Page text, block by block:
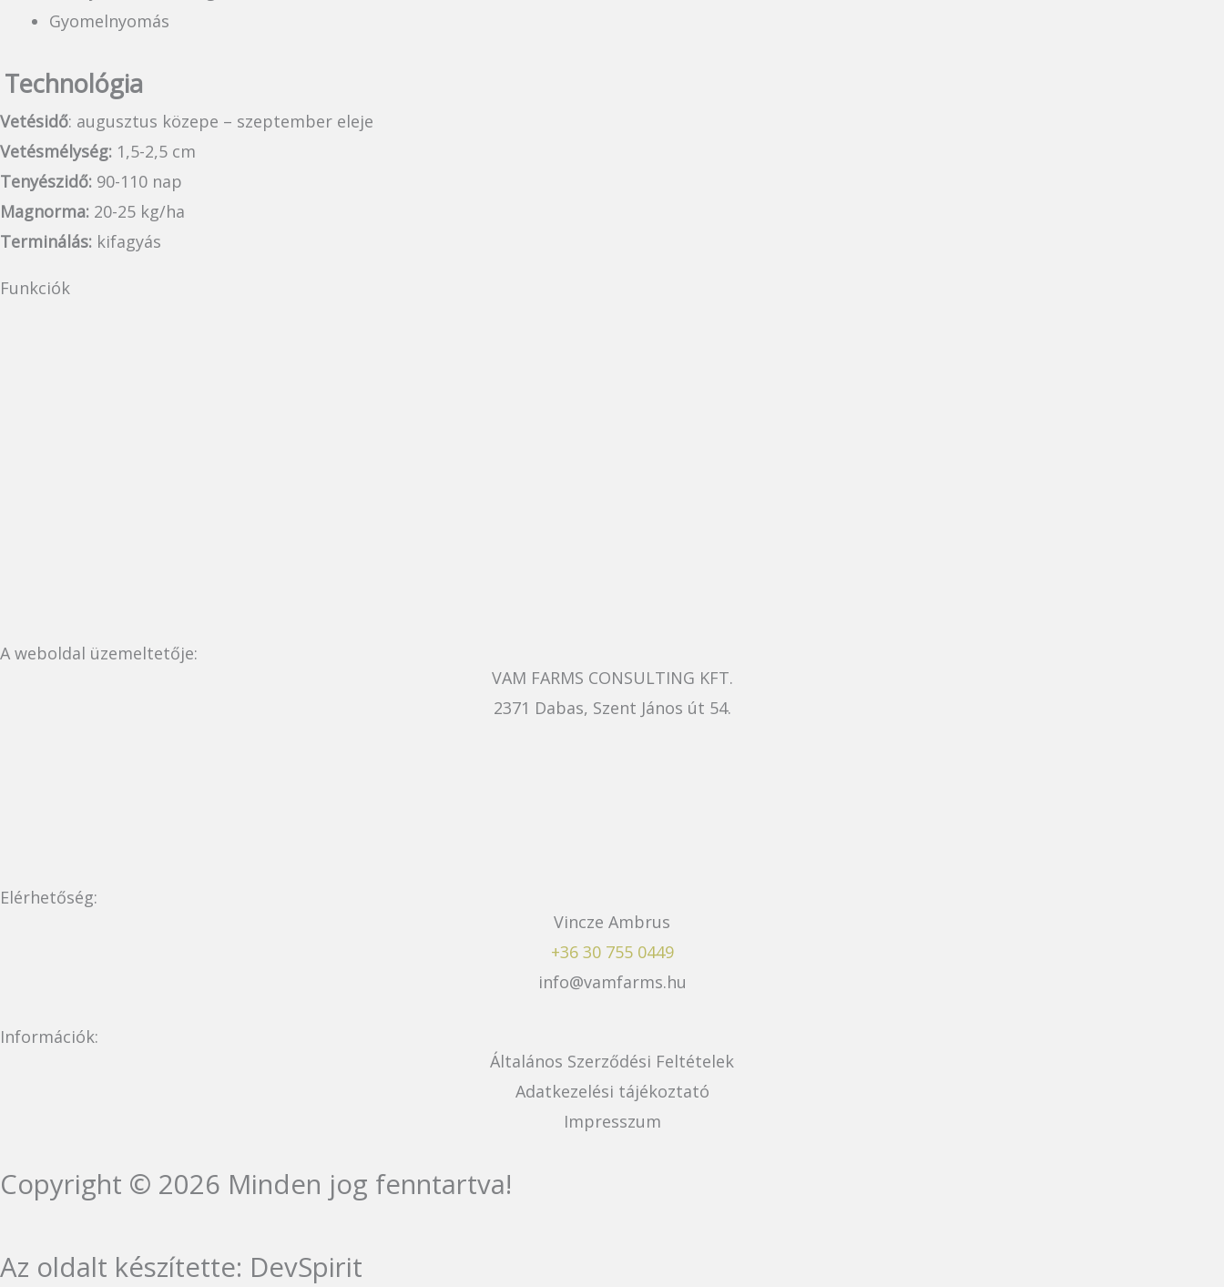
Gyomelnyomás
Technológia
Vetésidő: augusztus közepe – szeptember eleje
Vetésmélység: 1,5-2,5 cm
Tenyészidő: 90-110 nap
Magnorma: 20-25 kg/ha
Terminálás: kifagyás
Funkciók
A weboldal üzemeltetője:
VAM FARMS CONSULTING KFT.
2371 Dabas, Szent János út 54.
Elérhetőség:
Vincze Ambrus
+36 30 755 0449
info@vamfarms.hu
Információk:
Általános Szerződési Feltételek
Adatkezelési tájékoztató
Impresszum
Copyright © 2026 Minden jog fenntartva!
Az oldalt készítette: DevSpirit